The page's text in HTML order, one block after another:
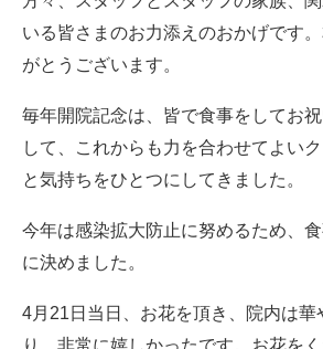
いる皆さまのお力添えのおかげです
がとうございます。
毎年開院記念は、皆で食事をしてお
して、これからも力を合わせてよい
と気持ちをひとつにしてきました。
今年は感染拡大防止に努めるため、
に決めました。
4月21日当日、お花を頂き、院内は華
り、非常に嬉しかったです。お花をく